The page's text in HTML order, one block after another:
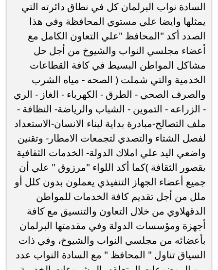
السادة نواب البرلمان كل في نطاق دائرته التي
يمثلها وايضا علي مستوي المحافظة وفي هذا
الصدد أكد "المحافظ "علي التعاون الكامل مع
أعضاء مجلسي النواب والشيوخ من أجل حل
مشاكل المواطن البسيط في كافة القطاعات
الخدمية والتي شملت ( الصحه - مياه الشرب
والصرف الصحي - الطرق - الكهرباء - الغاز - الري
- الزراعه - التموين - الشباب والرياضة- النظافة -
ملف التصالح-مبادرة بداية لبناء الانسان-الاستعداد
لفصل الشتاء والتصدي لتجمعات الامطار- وتقنين
واضعي اليد علي املاك الدولة- الخدمات الثقافية
بقصور الثقافة )كما أكد اللواء "مرزوق " علي أن
جميع أعضاء الجهاز التنفيذي يعملون بدون كلل أو
ملل من أجل تقديم كافة الخدمات للمواطن
الدقهلاوي من خلال التعاون والتنسيق مع كافة
أجهزة ومؤسسات الدولة وفي مقدمتها البرلمان
بأعضائه من مجلسي النواب والشيوخ، وفي ذات
السياق تناول " المحافظ " مع السادة النواب عدد